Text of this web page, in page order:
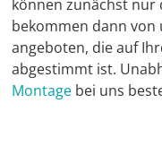
können zunächst nur
bekommen dann von
angeboten, die auf
abgestimmt ist.
Montage bei uns